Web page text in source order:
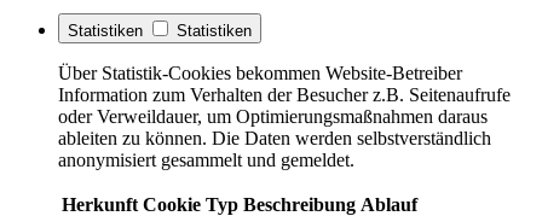
Statistiken Statistiken
Über Statistik-Cookies bekommen Website-Betreiber
Information zum Verhalten der Besucher z.B. Seitenaufrufe
oder Verweildauer, um Optimierungsmaßnahmen daraus
ableiten zu können. Die Daten werden selbstverständlich
anonymisiert gesammelt und gemeldet.
Herkunft Cookie Typ Beschreibung Ablauf